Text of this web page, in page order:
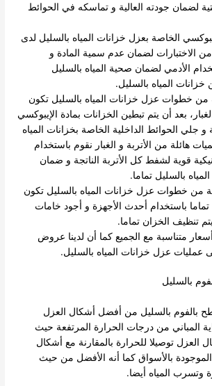
لضمان جودته العالية و تماسكه في الحوائط
الخاصة بعزل خزانات المياه بالسليل لدى
من الاختبارات لضمان عدم سمية المادة و
الأدمي لضمان صحية المياه بالسليل
المياه بالسليل.
من خطوات عزل خزانات المياه بالسليل تكون
بعد أن يتم تبطين الخزانات بمادة الإيبوكسي
و جلي الحوائط الداخلية الخاصة بخزانات المياه
هائلة من الأتربة و الغبار نقوم باستخدام
قوية لشفط كل الأتربة الناتجة و ضمان
بالسليل تماما.
من خطوات عزل خزانات المياه بالسليل تكون
باستخدام أحدث الأجهزة و أجود خامات
تنظيف الخزان تماما.
متناسبة مع الجميع كما أن لدينا عروض
عمليات عزل خزانات المياه بالسليل.
بالسليل
بالفوم بالسليل من أفضل أشكال العزل
المباني من درجات الحرارة المرتفعة حيث
العزل توصيلا للحرارة بالمقارنة مع أشكال
بالأسواق كما أنه الأفضل من حيث
وتسرب المياه أيضا.